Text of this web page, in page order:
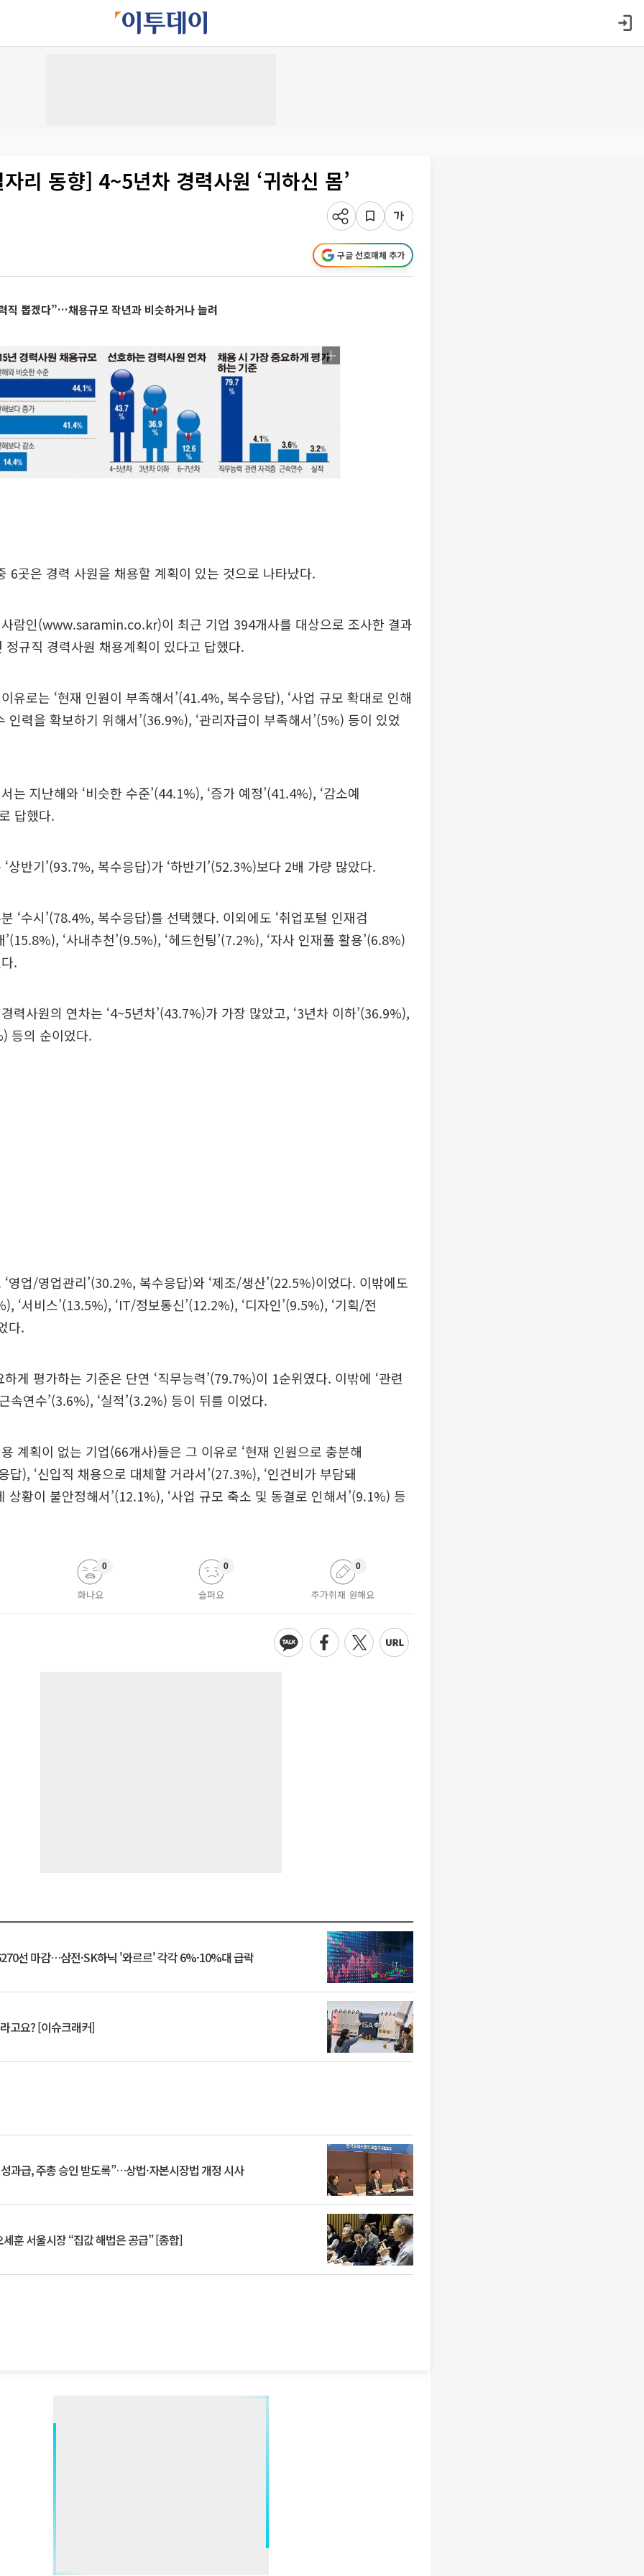
리 동향] 4~5년차 경력사원 ‘귀하신 몸’
구글 선호매체 추가
직 뽑겠다”…채용규모 작년과 비슷하거나 늘려
6곳은 경력 사원을 채용할 계획이 있는 것으로 나타났다.
람인(www.saramin.co.kr)이 최근 기업 394개사를 대상으로 조사한 결과
규직 경력사원 채용계획이 있다고 답했다.
유로는 ‘현재 인원이 부족해서’(41.4%, 복수응답), ‘사업 규모 확대로 인해
인력을 확보하기 위해서’(36.9%), ‘관리자급이 부족해서’(5%) 등이 있었
는 지난해와 ‘비슷한 수준’(44.1%), ‘증가 예정’(41.4%), ‘감소예
답했다.
상반기’(93.7%, 복수응답)가 ‘하반기’(52.3%)보다 2배 가량 많았다.
‘수시’(78.4%, 복수응답)를 선택했다. 이외에도 ‘취업포털 인재검
’(15.8%), ‘사내추천’(9.5%), ‘헤드헌팅’(7.2%), ‘자사 인재풀 활용’(6.8%)
.
력사원의 연차는 ‘4~5년차’(43.7%)가 가장 많았고, ‘3년차 이하’(36.9%),
등의 순이었다.
영업/영업관리’(30.2%, 복수응답)와 ‘제조/생산’(22.5%)이었다. 이밖에도
‘서비스’(13.5%), ‘IT/정보통신’(12.2%), ‘디자인’(9.5%), ‘기획/전
다.
게 평가하는 기준은 단연 ‘직무능력’(79.7%)이 1순위였다. 이밖에 ‘관련
속연수’(3.6%), ‘실적’(3.2%) 등이 뒤를 이었다.
계획이 없는 기업(66개사)들은 그 이유로 ‘현재 인원으로 충분해
답), ‘신입직 채용으로 대체할 거라서’(27.3%), ‘인건비가 부담돼
상황이 불안정해서’(12.1%), ‘사업 규모 축소 및 동결로 인해서’(9.1%) 등
화나요
0
슬퍼요
0
추가취재 원해요
0
선 마감…삼전·SK하닉 '와르르' 각각 6%·10%대 급락
고요? [이슈크래커]
과급, 주총 승인 받도록”…상법·자본시장법 개정 시사
훈 서울시장 “집값 해법은 공급” [종합]